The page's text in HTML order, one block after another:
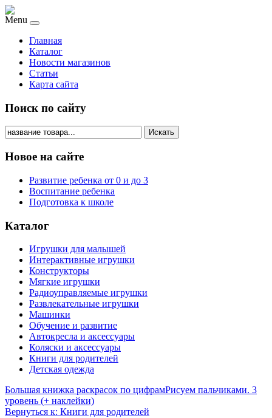
Menu
Главная
Каталог
Новости магазинов
Статьи
Карта сайта
Поиск по сайту
Искать
Новое на сайте
Развитие ребенка от 0 и до 3
Воспитание ребенка
Подготовка к школе
Каталог
Игрушки для малышей
Интерактивные игрушки
Конструкторы
Мягкие игрушки
Радиоуправляемые игрушки
Развлекательные игрушки
Машинки
Обучение и развитие
Автокресла и аксессуары
Коляски и аксессуары
Книги для родителей
Детская одежда
Большая книжка раскрасок по цифрамРисуем пальчиками. 3
уровень (+ наклейки)
Вернуться к: Книги для родителей